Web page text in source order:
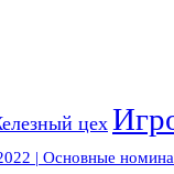
цех
| Основные